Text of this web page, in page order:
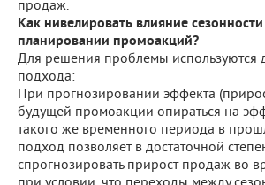
продаж.
Как нивелировать влияние
планировании промоакций?
Для решения проблемы используются
подхода:
При прогнозировании эффекта
будущей промоакции опираться на
такого же временного периода в
подход позволяет в достаточной
спрогнозировать прирост продаж во